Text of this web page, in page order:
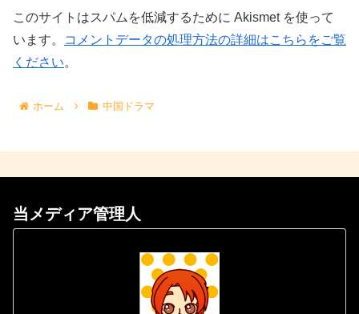
このサイトはスパムを低減するために Akismet を使って
います。
コメントデータの処理方法の詳細はこちらをご覧
ください。
ホーム 中国ドラマ
当メディア管理人